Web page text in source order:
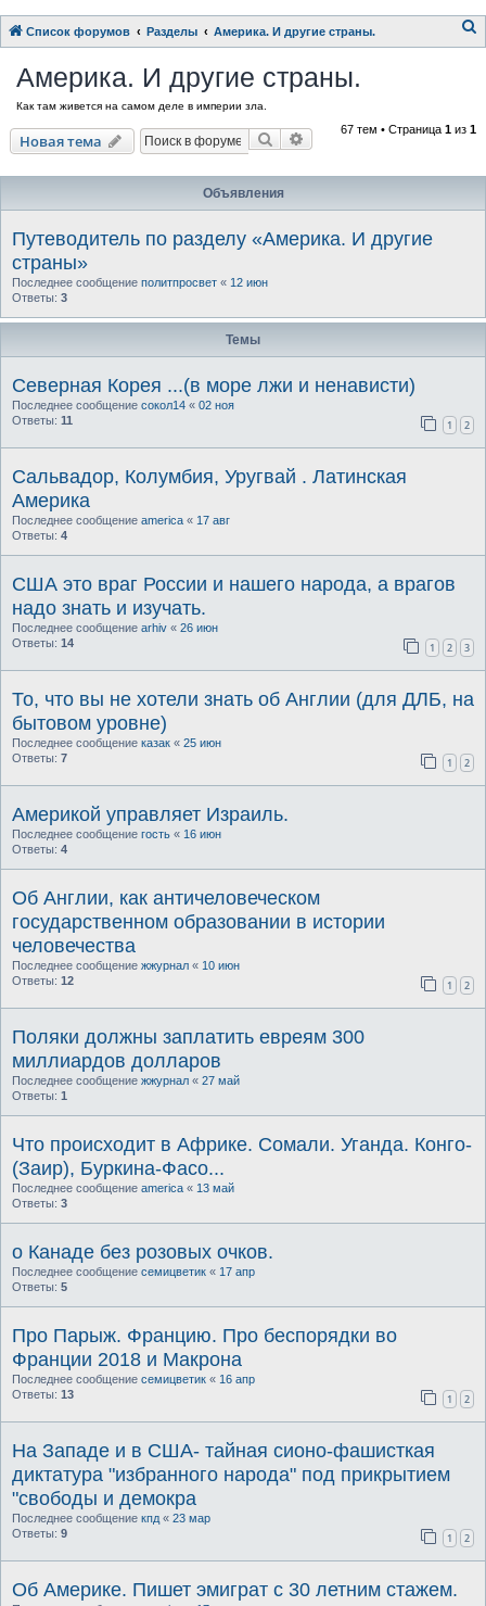
Список форумов Разделы Америка. И другие страны.
Америка. И другие страны.
Как там живется на самом деле в империи зла.
Новая тема Поиск Расширенный поиск
67 тем • Страница 1 из 1
Объявления
Путеводитель по разделу «Америка. И другие
страны»
Последнее сообщение политпросвет « 12 июн
Ответы: 3
Темы
Северная Корея ...(в море лжи и ненависти)
Последнее сообщение сокол14 « 02 ноя
Ответы: 11 1 2
Сальвадор, Колумбия, Уругвай . Латинская
Америка
Последнее сообщение america « 17 авг
Ответы: 4
США это враг России и нашего народа, а врагов
надо знать и изучать.
Последнее сообщение arhiv « 26 июн
Ответы: 14 1 2 3
То, что вы не хотели знать об Англии (для ДЛБ, на
бытовом уровне)
Последнее сообщение казак « 25 июн
Ответы: 7 1 2
Америкой управляет Израиль.
Последнее сообщение гость « 16 июн
Ответы: 4
Об Англии, как античеловеческом
государственном образовании в истории
человечества
Последнее сообщение жжурнал « 10 июн
Ответы: 12 1 2
Поляки должны заплатить евреям 300
миллиардов долларов
Последнее сообщение жжурнал « 27 май
Ответы: 1
Что происходит в Африке. Сомали. Уганда. Конго-
(Заир), Буркина-Фасо...
Последнее сообщение america « 13 май
Ответы: 3
о Канаде без розовых очков.
Последнее сообщение семицветик « 17 апр
Ответы: 5
Про Парыж. Францию. Про беспорядки во
Франции 2018 и Макрона
Последнее сообщение семицветик « 16 апр
Ответы: 13 1 2
На Западе и в США- тайная сионо-фашисткая
диктатура "избранного народа" под прикрытием
"свободы и демокра
Последнее сообщение кпд « 23 мар
Ответы: 9 1 2
Об Америке. Пишет эмиграт с 30 летним стажем.